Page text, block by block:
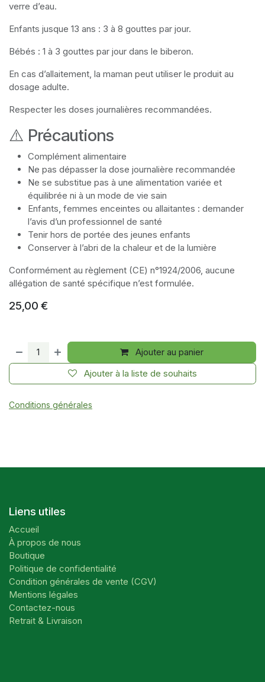
verre d’eau.
Enfants jusque 13 ans : 3 à 8 gouttes par jour.
Bébés : 1 à 3 gouttes par jour dans le biberon.
En cas d’allaitement, la maman peut utiliser le produit au
dosage adulte.
Respecter les doses journalières recommandées.
⚠️ Précautions
Complément alimentaire
Ne pas dépasser la dose journalière recommandée
Ne se substitue pas à une alimentation variée et
équilibrée ni à un mode de vie sain
Enfants, femmes enceintes ou allaitantes : demander
l’avis d’un professionnel de santé
Tenir hors de portée des jeunes enfants
Conserver à l’abri de la chaleur et de la lumière
Conformément au règlement (CE) n°1924/2006, aucune
allégation de santé spécifique n’est formulée.
25,00 €
Ajouter au panier
Ajouter à la liste de souhaits
Conditions générales
Liens utiles
Accueil
À propos de nous
Boutique
Politique de confidentialité
Condition générales de vente (CGV)
Mentions légales
Contactez-nous
Retrait & Livraison